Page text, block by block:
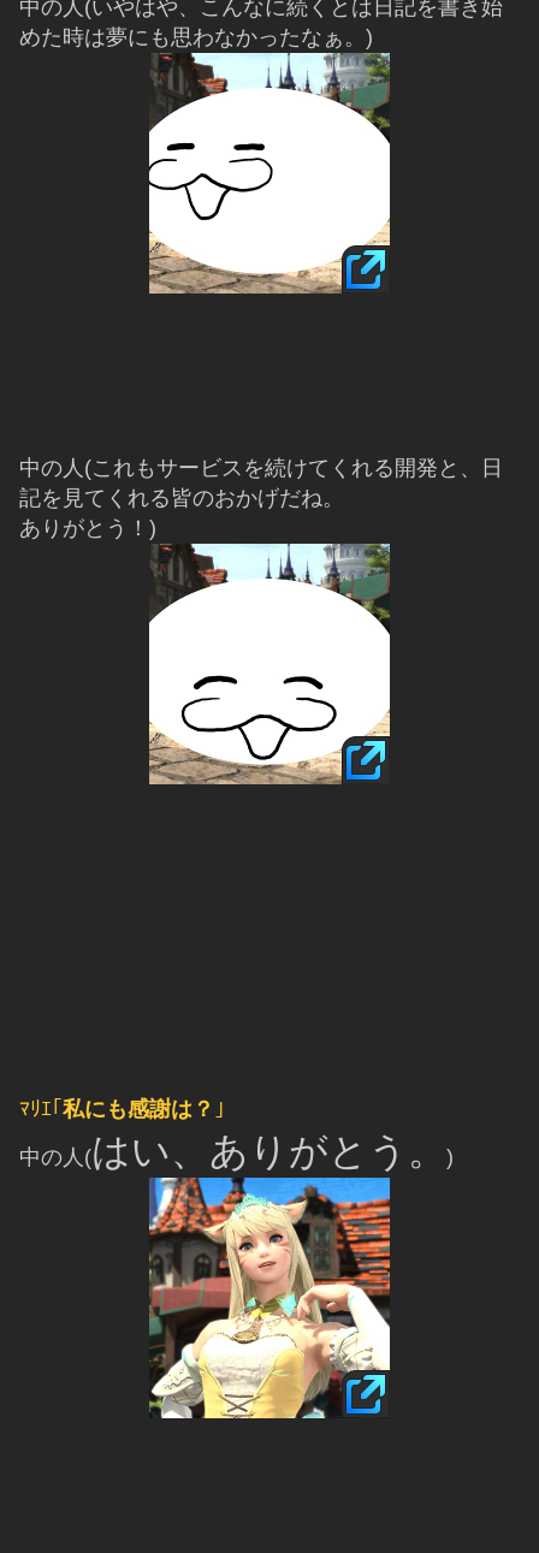
中の人(いやはや、こんなに続くとは日記を書き始
めた時は夢にも思わなかったなぁ。)
中の人(これもサービスを続けてくれる開発と、日
記を見てくれる皆のおかげだね。
ありがとう！)
ﾏﾘｴ｢ 私にも感謝は？ ｣
中の人(はい、ありがとう。 )